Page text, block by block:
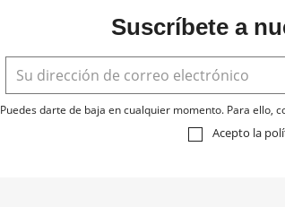
Suscríbete a
Puedes darte de baja en cualquier momento. Para ello,
Acepto la